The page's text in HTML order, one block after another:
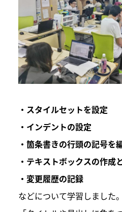
・スタイルセットを設定
・インデントの設定
・箇条書きの行頭の記号を
・テキストボックスの作成
・変更履歴の記録
などについて学習しました。